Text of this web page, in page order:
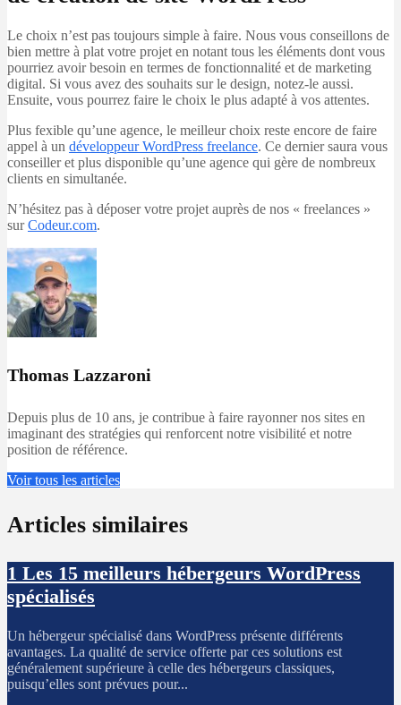
Le choix n’est pas toujours simple à faire. Nous vous conseillons de
bien mettre à plat votre projet en notant tous les éléments dont vous
pourriez avoir besoin en termes de fonctionnalité et de marketing
digital. Si vous avez des souhaits sur le design, notez-le aussi.
Ensuite, vous pourrez faire le choix le plus adapté à vos attentes.
Plus fexible qu’une agence, le meilleur choix reste encore de faire
appel à un développeur WordPress freelance. Ce dernier saura vous
conseiller et plus disponible qu’une agence qui gère de nombreux
clients en simultanée.
N’hésitez pas à déposer votre projet auprès de nos « freelances »
surCodeur.com.
Thomas Lazzaroni
Depuis plus de 10 ans, je contribue à faire rayonner nos sites en
imaginant des stratégies qui renforcent notre visibilité et notre
position de référence.
Voir tous les articles
Articles similaires
1 Les 15 meilleurs hébergeurs WordPress
spécialisés
Un hébergeur spécialisé dans WordPress présente différents
avantages. La qualité de service offerte par ces solutions est
généralement supérieure à celle des hébergeurs classiques,
puisqu’elles sont prévues pour...